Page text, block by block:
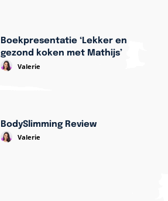
Boekpresentatie ‘Lekker en
gezond koken met Mathijs’
Valerie
BodySlimming Review
Valerie